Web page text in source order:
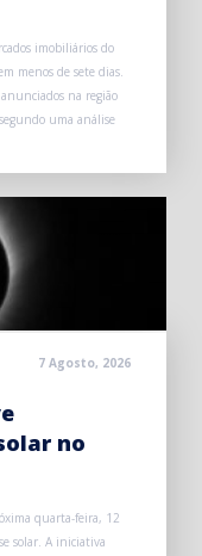
imobiliários do
menos de sete dias.
na região
uma análise
7 Agosto, 2026
no
quarta-feira, 12
solar. A iniciativa